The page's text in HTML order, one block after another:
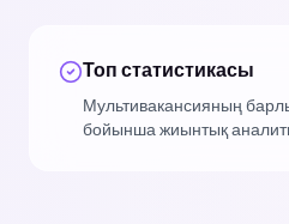
Топ статистикасы
Мультивакансияның
бойынша жиынтық